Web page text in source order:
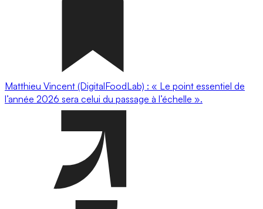
Matthieu Vincent (DigitalFoodLab) : « Le point essentiel de
l’année 2026 sera celui du passage à l’échelle ».